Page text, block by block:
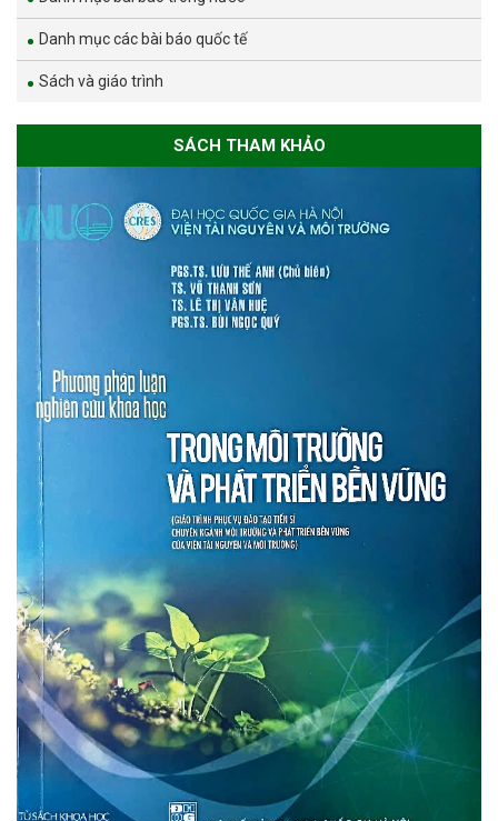
Danh mục các bài báo quốc tế
Sách và giáo trình
SÁCH THAM KHẢO